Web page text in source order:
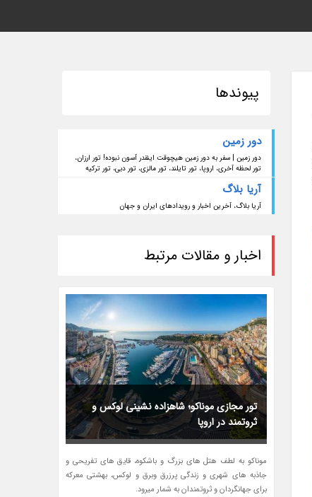
پیوندها
دور زمین
دور زمین | سفر به دور زمین هیچوقت اینقدر آسون نبوده! تور ارزان،
تور لحظه آخری، اروپا، تور تایلند، تور مالزی، تور دبی، تور ترکیه
آریا بلاگ
آریا بلاگ، آخرین اخبار و رویدادهای ایران و جهان
اخبار و مقالات مرتبط
تور مجازی موناکو؛ شاهزاده نشینی لوکس و
ثروتمند در اروپا
موناکو به لطف هتل های بزرگ و باشکوه، قایق های تفریحی و
جاذبه های شهری و زندگی پرزرق وبرق و لوکس، بهشتی معرکه
برای جهانگردان و ثروتمندان به شمار میرود.